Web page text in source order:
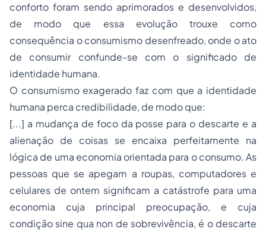
conforto foram sendo aprimorados e desenvolvidos,
de modo que essa evolução trouxe como
consequência o consumismo desenfreado, onde o ato
de consumir confunde-se com o significado de
identidade humana.
O consumismo exagerado faz com que a identidade
humana perca credibilidade, de modo que:
[...] a mudança de foco da posse para o descarte e a
alienação de coisas se encaixa perfeitamente na
lógica de uma economia orientada para o consumo. As
pessoas que se apegam a roupas, computadores e
celulares de ontem significam a catástrofe para uma
economia cuja principal preocupação, e cuja
condição sine qua non de sobrevivência, é o descarte